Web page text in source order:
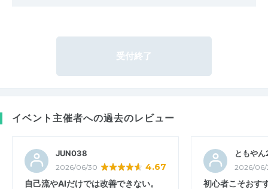
受付終了
イベント主催者への過去のレビュー
JUN038
2026/06/30 4.67
自己流やAIだけでは改善できない。
ともや
2026/06/
初心者こそおす